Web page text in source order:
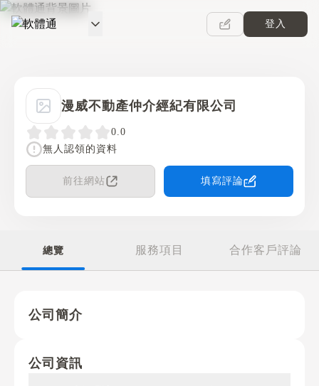
軟體通
登入
漫威不動產仲介經紀有限公司
0.0
無人認領的資料
前往網站 填寫評論
總覽 服務項目 合作客戶評論
公司簡介
公司資訊